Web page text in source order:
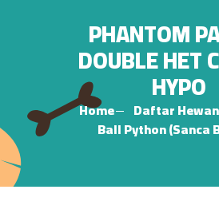
PHANTOM
DOUBLE HET
HYPO
Home Daftar Hewan
Ball Python (Sanca